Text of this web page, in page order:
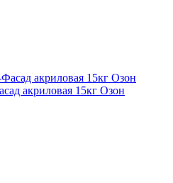
акриловая 15кг Озон